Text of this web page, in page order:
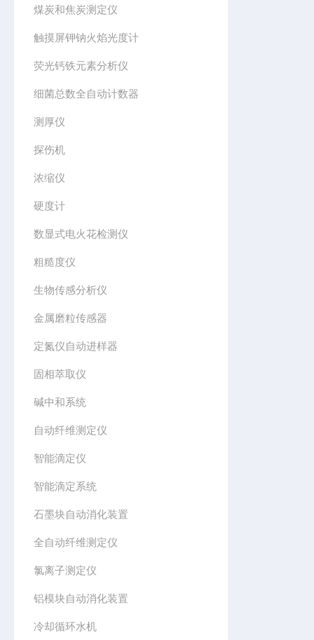
煤炭和焦炭测定仪
触摸屏钾钠火焰光度计
荧光钙铁元素分析仪
细菌总数全自动计数器
测厚仪
探伤机
浓缩仪
硬度计
数显式电火花检测仪
粗糙度仪
生物传感分析仪
金属磨粒传感器
定氮仪自动进样器
固相萃取仪
碱中和系统
自动纤维测定仪
智能滴定仪
智能滴定系统
石墨块自动消化装置
全自动纤维测定仪
氯离子测定仪
铝模块自动消化装置
冷却循环水机